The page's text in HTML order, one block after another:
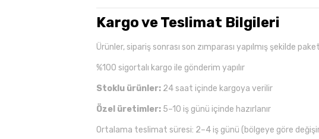
Kargo ve Teslimat Bilgileri
Ürünler, sipariş sonrası son zımparası yapılmış şekilde
%100 sigortalı kargo ile gönderim yapılır
Stoklu ürünler: 24 saat içinde kargoya verilir
Özel üretimler: 5–10 iş günü içinde hazırlanır
Ortalama teslimat süresi: 2–4 iş günü (bölgeye göre